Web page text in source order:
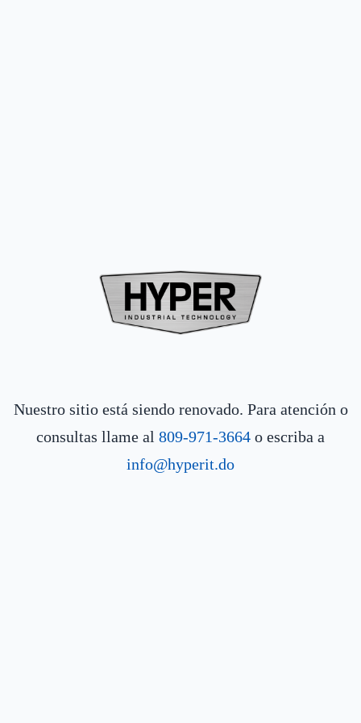
Nuestro sitio está siendo renovado. Para atención o
consultas llame al 809-971-3664 o escriba a
info@hyperit.do